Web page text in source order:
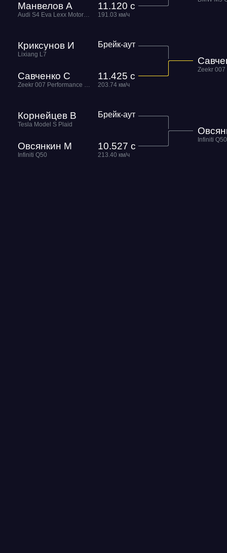
Манвелов А
Audi S4 Eva Lexx Motors Team
11.120 с
191.03 км/ч
Криксунов И
Lixiang L7
Брейк-аут
Савченко С
Zeekr 007 Performance Gosha Turbo Tech
11.425 с
203.74 км/ч
Корнейцев В
Tesla Model S Plaid
Брейк-аут
Овсянкин М
Infiniti Q50
10.527 с
213.40 км/ч
Infiniti Q50